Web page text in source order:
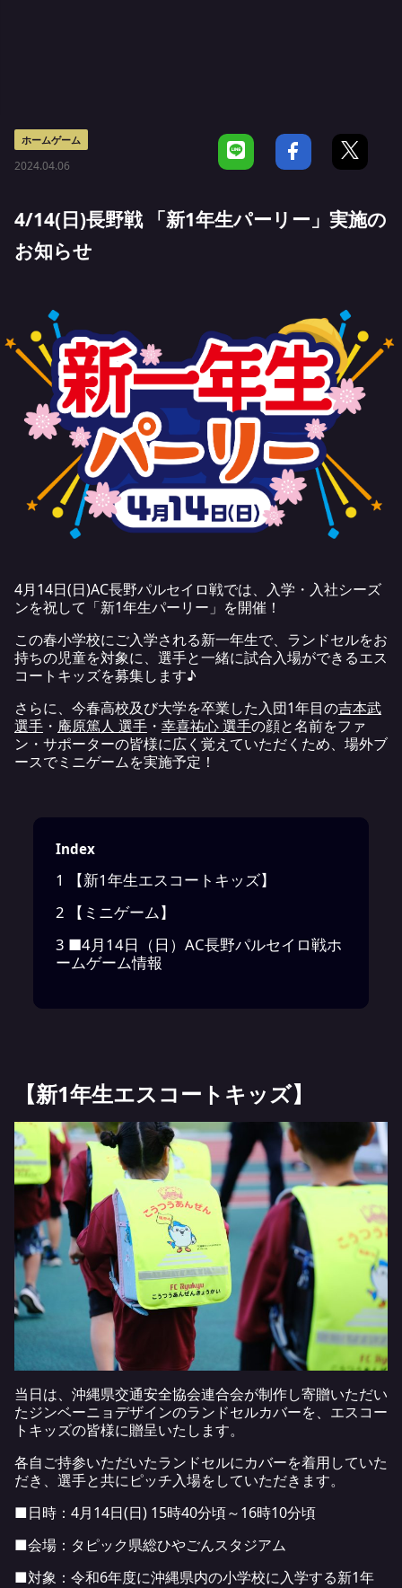
ホームゲーム
2024.04.06
4/14(日)長野戦 「新1年生パーリー」実施の
お知らせ
4月14日(日)AC長野パルセイロ戦では、入学・入社シーズ
ンを祝して「新1年生パーリー」を開催！
この春小学校にご入学される新一年生で、ランドセルをお
持ちの児童を対象に、選手と一緒に試合入場ができるエス
コートキッズを募集します♪
さらに、今春高校及び大学を卒業した入団1年目の吉本武
選手 ・ 庵原篤人 選手 ・ 幸喜祐心 選手の顔と名前をファ
ン・サポーターの皆様に広く覚えていただくため、場外ブ
ースでミニゲームを実施予定！
Index
1
【新1年生エスコートキッズ】
2 【ミニゲーム】
3 ■4月14日（日）AC長野パルセイロ戦ホ
ームゲーム情報
【新1年生エスコートキッズ】
当日は、沖縄県交通安全協会連合会が制作し寄贈いただい
たジンベーニョデザインのランドセルカバーを、エスコー
トキッズの皆様に贈呈いたします。
各自ご持参いただいたランドセルにカバーを着用していた
だき、選手と共にピッチ入場をしていただきます。
■日時：4月14日(日) 15時40分頃～16時10分頃
■会場：タピック県総ひやごんスタジアム
■対象：令和6年度に沖縄県内の小学校に入学する新1年